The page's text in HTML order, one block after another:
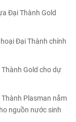
Đại Thành Gold
Đại Thành chính
Gold cho dự
Plasman nằm
nguồn nước sinh